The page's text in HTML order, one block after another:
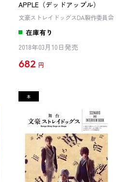
APPLE（デッドアップル）
文豪ストレイドッグスDA製作委員会
在庫有り
2018年03月10日発売
682 円